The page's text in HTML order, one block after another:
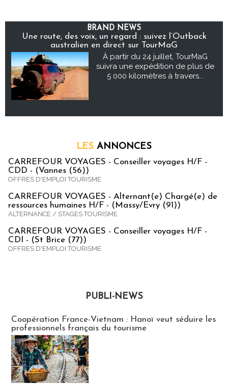
BRAND NEWS
Une route, des voix, un regard : suivez l’Outback
australien en direct sur TourMaG
À partir du 24 juillet, TourMaG
suivra une expédition de plus de
5 000 kilomètres à travers...
LES ANNONCES
CARREFOUR VOYAGES - Conseiller voyages H/F -
CDD - (Vannes (56))
OFFRES D'EMPLOI TOURISME
CARREFOUR VOYAGES - Alternant(e) Chargé(e) de
ressources humaines H/F - (Massy/Evry (91))
ALTERNANCE / STAGES TOURISME
CARREFOUR VOYAGES - Conseiller voyages H/F -
CDI - (St Brice (77))
OFFRES D'EMPLOI TOURISME
PUBLI-NEWS
Coopération France-Vietnam : Hanoï veut séduire les
professionnels français du tourisme